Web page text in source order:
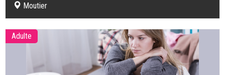
Moutier
Adulte